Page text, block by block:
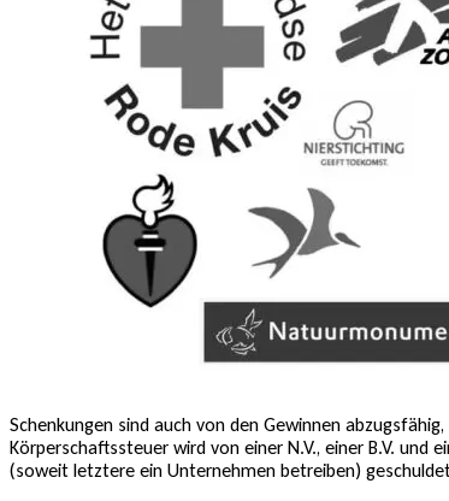
Schenkungen sind auch von den Gewinnen
Körperschaftssteuer wird von einer N.V., einer B.V. und
(soweit letztere ein Unternehmen betreiben)